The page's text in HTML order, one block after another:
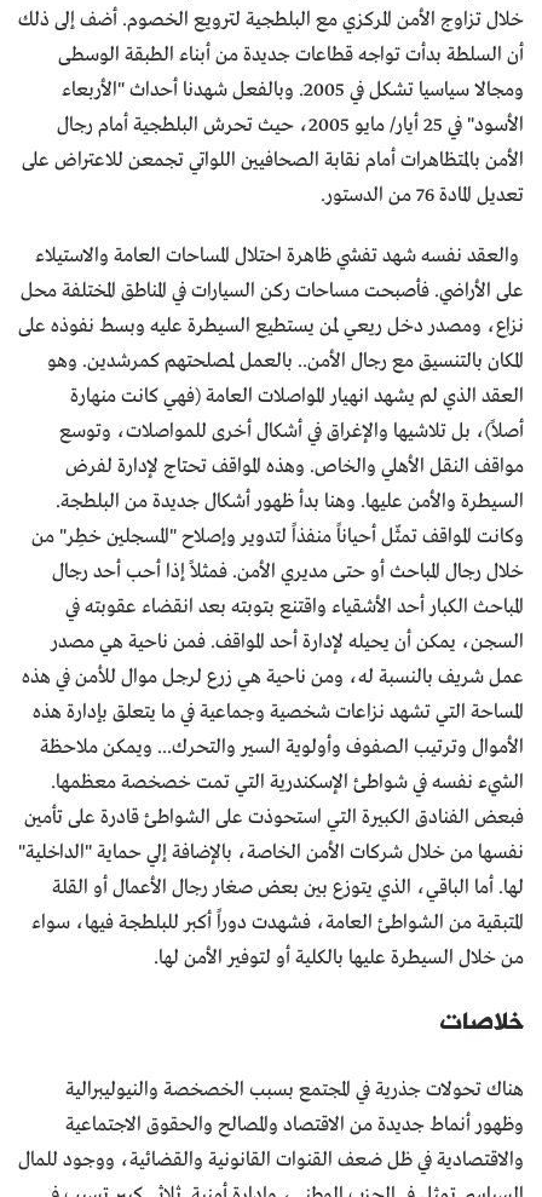
خلال تزاوج الأمن المركزي مع البلطجية لترويع الخصوم. أضف إلى ذلك
أن السلطة بدأت تواجه قطاعات جديدة من أبناء الطبقة الوسطى
ومجالا سياسيا تشكل في 2005. وبالفعل شهدنا أحداث "الأربعاء
الأسود" في 25 أيار/ مايو 2005، حيث تحرش البلطجية أمام رجال
الأمن بالمتظاهرات أمام نقابة الصحافيين اللواتي تجمعن للاعتراض على
تعديل المادة 76 من الدستور.
والعقد نفسه شهد تفشي ظاهرة احتلال المساحات العامة والاستيلاء
على الأراضي. فأصبحت مساحات ركن السيارات في المناطق المختلفة محل
نزاع، ومصدر دخل ريعي لمن يستطيع السيطرة عليه وبسط نفوذه على
المكان بالتنسيق مع رجال الأمن.. بالعمل لمصلحتهم كمرشدين. وهو
العقد الذي لم يشهد انهيار المواصلات العامة (فهي كانت منهارة
أصلاً)، بل تلاشيها والإغراق في أشكال أخرى للمواصلات، وتوسع
مواقف النقل الأهلي والخاص. وهذه المواقف تحتاج لإدارة لفرض
السيطرة والأمن عليها. وهنا بدأ ظهور أشكال جديدة من البلطجة.
وكانت المواقف تمثّل أحياناً منفذاً لتدوير وإصلاح "المسجلين خطِر" من
خلال رجال المباحث أو حتى مديري الأمن. فمثلاً إذا أحب أحد رجال
المباحث الكبار أحد الأشقياء واقتنع بتوبته بعد انقضاء عقوبته في
السجن، يمكن أن يحيله لإدارة أحد المواقف. فمن ناحية هي مصدر
عمل شريف بالنسبة له، ومن ناحية هي زرع لرجل موال للأمن في هذه
المساحة التي تشهد نزاعات شخصية وجماعية في ما يتعلق بإدارة هذه
الأموال وترتيب الصفوف وأولوية السير والتحرك... ويمكن ملاحظة
الشيء نفسه في شواطئ الإسكندرية التي تمت خصخصة معظمها.
فبعض الفنادق الكبيرة التي استحوذت على الشواطئ قادرة على تأمين
نفسها من خلال شركات الأمن الخاصة، بالإضافة إلي حماية "الداخلية"
لها. أما الباقي، الذي يتوزع بين بعض صغار رجال الأعمال أو القلة
المتبقية من الشواطئ العامة، فشهدت دوراً أكبر للبلطجة فيها، سواء
من خلال السيطرة عليها بالكلية أو لتوفير الأمن لها.
خلاصات
هناك تحولات جذرية في المجتمع بسبب الخصخصة والنيوليبرالية
وظهور أنماط جديدة من الاقتصاد والمصالح والحقوق الاجتماعية
والاقتصادية في ظل ضعف القنوات القانونية والقضائية، ووجود للمال